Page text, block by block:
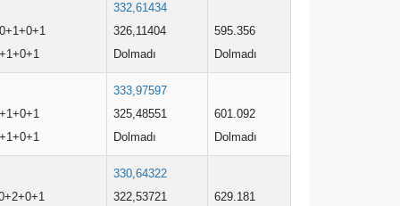
332,61434
326,11404
Dolmadı
595.356
Dolmadı
333,97597
325,48551
Dolmadı
601.092
Dolmadı
330,64322
322,53721
629.181